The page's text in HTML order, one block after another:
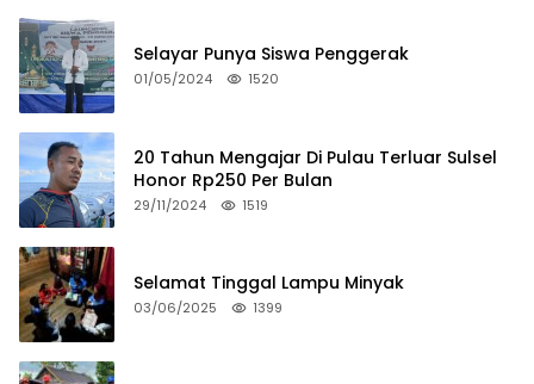
Selayar Punya Siswa Penggerak
01/05/2024 1520
20 Tahun Mengajar Di Pulau Terluar Sulsel
Honor Rp250 Per Bulan
29/11/2024 1519
Selamat Tinggal Lampu Minyak
03/06/2025 1399